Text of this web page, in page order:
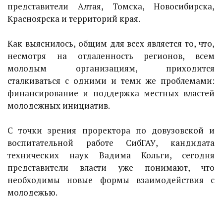
представители Алтая, Томска, Новосибирска,
Красноярска и территорий края.
Как выяснилось, общим для всех является то, что,
несмотря на отдаленность регионов, всем
молодым организациям, приходится
сталкиваться с одними и теми же проблемами:
финансирование и поддержка местных властей
молодежных инициатив.
С точки зрения проректора по довузовской и
воспитательной работе СибГАУ, кандидата
технических наук Вадима Кольги, сегодня
представители власти уже понимают, что
необходимы новые формы взаимодействия с
молодежью.